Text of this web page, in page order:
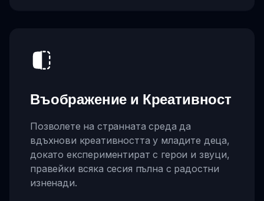
Въображение и Креативност
Позволете на странната среда да
вдъхнови креативността у младите деца,
докато експериментират с герои и звуци,
правейки всяка сесия пълна с радостни
изненади.